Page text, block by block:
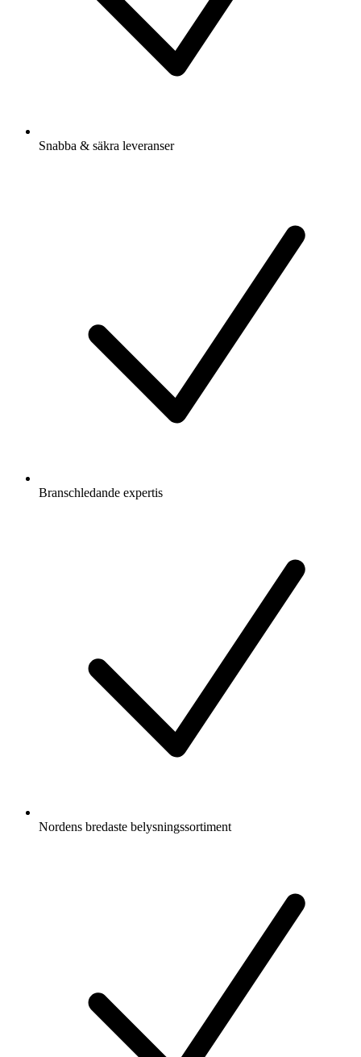
Snabba & säkra leveranser
Branschledande expertis
Nordens bredaste belysningssortiment